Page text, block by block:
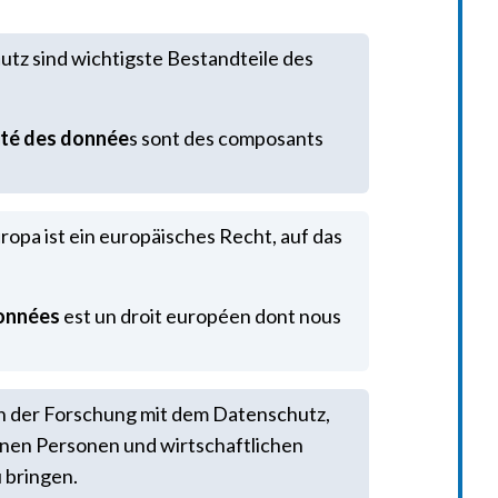
sind wichtigste Bestandteile des
des données sont des composants
ist ein europäisches Recht, auf das
est un droit européen dont nous
der Forschung mit dem Datenschutz,
Personen und wirtschaftlichen
bringen.